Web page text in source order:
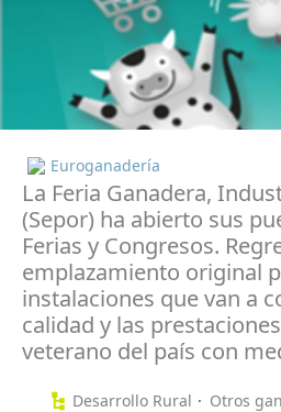
Euroganadería
La Feria Ganadera,
(Sepor) ha abierto sus
Ferias y Congresos.
emplazamiento original
instalaciones que van a
calidad y las
veterano del país con
Desarrollo Rural Otros